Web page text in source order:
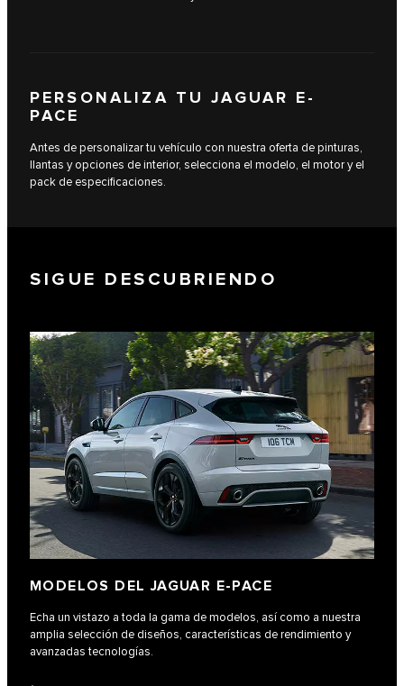
PERSONALIZA TU JAGUAR E-
PACE
Antes de personalizar tu vehículo con nuestra oferta de pinturas,
llantas y opciones de interior, selecciona el modelo, el motor y el
pack de especificaciones.
SIGUE DESCUBRIENDO
MODELOS DEL JAGUAR E-PACE
Echa un vistazo a toda la gama de modelos, así como a nuestra
amplia selección de diseños, características de rendimiento y
avanzadas tecnologías.